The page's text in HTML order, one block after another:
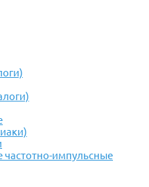
импульсные